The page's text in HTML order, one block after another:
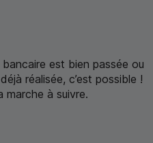
bancaire est bien passée ou
réalisée, c’est possible !
marche à suivre.